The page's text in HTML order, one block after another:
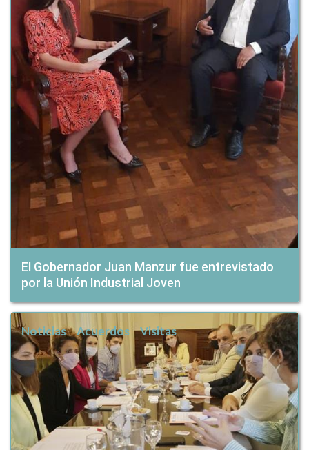
El Gobernador Juan Manzur fue entrevistado
por la Unión Industrial Joven
Noticias Acuerdos Visitas